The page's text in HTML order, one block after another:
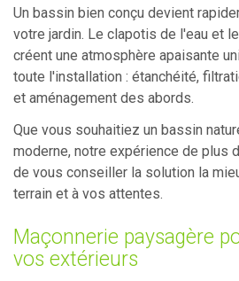
Un bassin bien conçu devient
votre jardin. Le clapotis de l'eau et
créent une atmosphère apaisante
toute l'installation : étanchéité,
et aménagement des abords.
Que vous souhaitiez un bassin
moderne, notre expérience de plus
de vous conseiller la solution la
terrain et à vos attentes.
Maçonnerie paysagère
vos extérieurs